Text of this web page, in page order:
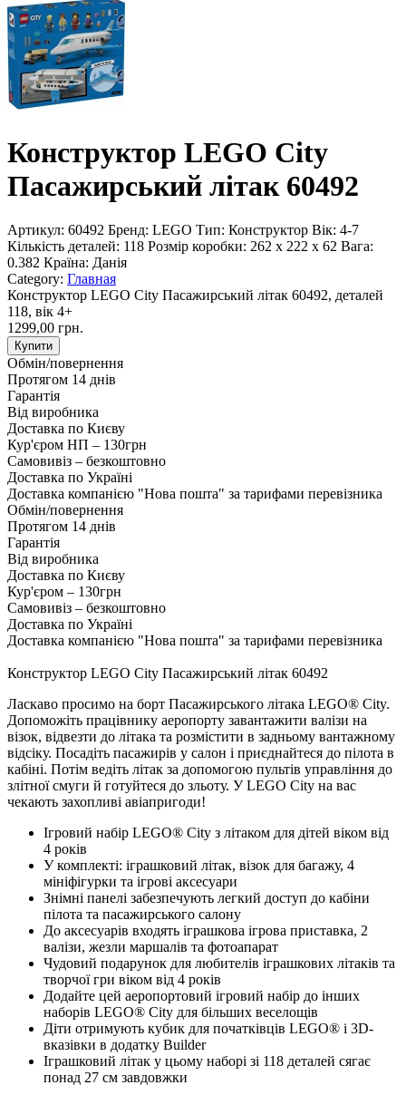
Конструктор LEGO City
Пасажирський літак 60492
Артикул: 60492 Бренд: LEGO Тип: Конструктор Вік: 4-7
Кількість деталей: 118 Розмір коробки: 262 x 222 x 62 Вага:
0.382 Країна: Данія
Category: Главная
Конструктор LEGO City Пасажирський літак 60492, деталей
118, вік 4+
1299,00 грн.
Купити
Обмін/повернення
Протягом 14 днів
Гарантія
Від виробника
Доставка по Києву
Кур'єром НП – 130грн
Самовивіз – безкоштовно
Доставка по Україні
Доставка компанією "Нова пошта" за тарифами перевізника
Обмін/повернення
Протягом 14 днів
Гарантія
Від виробника
Доставка по Києву
Кур'єром – 130грн
Самовивіз – безкоштовно
Доставка по Україні
Доставка компанією "Нова пошта" за тарифами перевізника
Конструктор LEGO City Пасажирський літак 60492
Ласкаво просимо на борт Пасажирського літака LEGO® City.
Допоможіть працівнику аеропорту завантажити валізи на
візок, відвезти до літака та розмістити в задньому вантажному
відсіку. Посадіть пасажирів у салон і приєднайтеся до пілота в
кабіні. Потім ведіть літак за допомогою пультів управління до
злітної смуги й готуйтеся до зльоту. У LEGO City на вас
чекають захопливі авіапригоди!
Ігровий набір LEGO® City з літаком для дітей віком від
4 років
У комплекті: іграшковий літак, візок для багажу, 4
мініфігурки та ігрові аксесуари
Знімні панелі забезпечують легкий доступ до кабіни
пілота та пасажирського салону
До аксесуарів входять іграшкова ігрова приставка, 2
валізи, жезли маршалів та фотоапарат
Чудовий подарунок для любителів іграшкових літаків та
творчої гри віком від 4 років
Додайте цей аеропортовий ігровий набір до інших
наборів LEGO® City для більших веселощів
Діти отримують кубик для початківців LEGO® і 3D-
вказівки в додатку Builder
Іграшковий літак у цьому наборі зі 118 деталей сягає
понад 27 см завдовжки